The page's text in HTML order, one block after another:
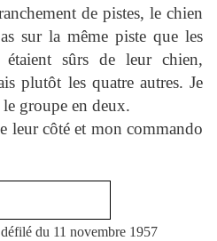
de pistes, le chien
sur la même piste que les
étaient sûrs de leur chien,
plutôt les quatre autres. Je
groupe en deux.
leur côté et mon commando
du 11 novembre 1957